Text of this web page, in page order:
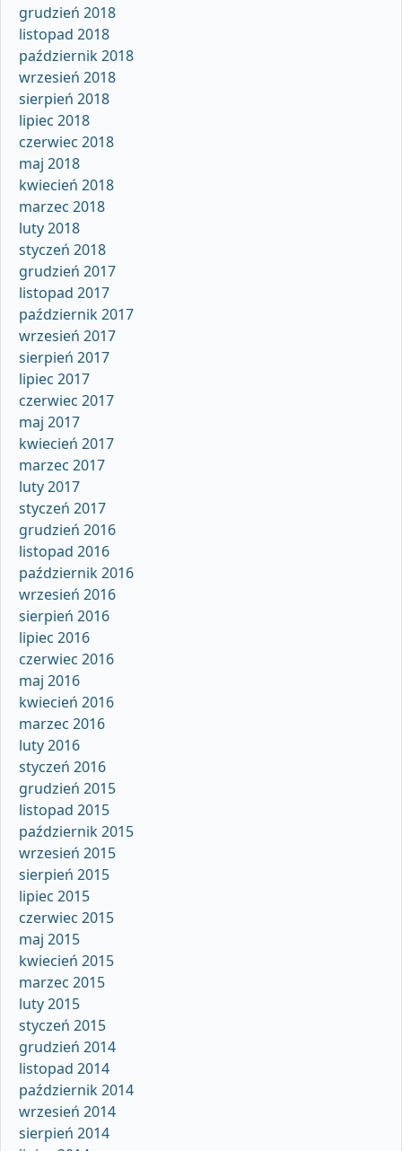
grudzień 2018
listopad 2018
październik 2018
wrzesień 2018
sierpień 2018
lipiec 2018
czerwiec 2018
maj 2018
kwiecień 2018
marzec 2018
luty 2018
styczeń 2018
grudzień 2017
listopad 2017
październik 2017
wrzesień 2017
sierpień 2017
lipiec 2017
czerwiec 2017
maj 2017
kwiecień 2017
marzec 2017
luty 2017
styczeń 2017
grudzień 2016
listopad 2016
październik 2016
wrzesień 2016
sierpień 2016
lipiec 2016
czerwiec 2016
maj 2016
kwiecień 2016
marzec 2016
luty 2016
styczeń 2016
grudzień 2015
listopad 2015
październik 2015
wrzesień 2015
sierpień 2015
lipiec 2015
czerwiec 2015
maj 2015
kwiecień 2015
marzec 2015
luty 2015
styczeń 2015
grudzień 2014
listopad 2014
październik 2014
wrzesień 2014
sierpień 2014